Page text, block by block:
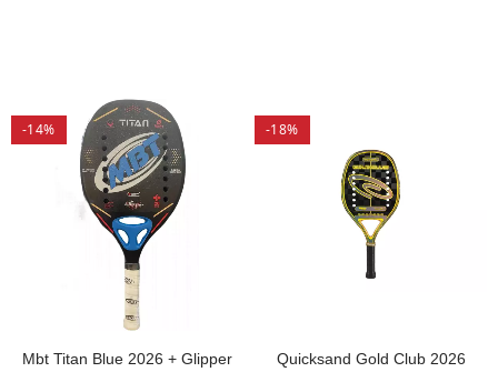
-14%
Mbt Titan Blue 2026 + Glipper
-18%
Quicksand Gold Club 2026